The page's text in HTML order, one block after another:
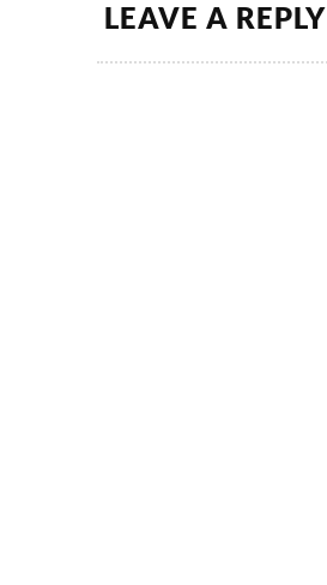
LEAVE A REPLY